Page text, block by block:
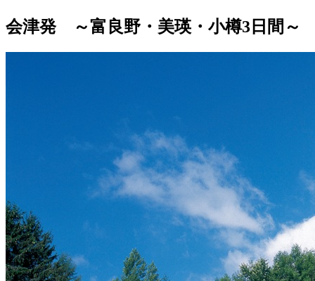
会津発 ～富良野・美瑛・小樽3日間～